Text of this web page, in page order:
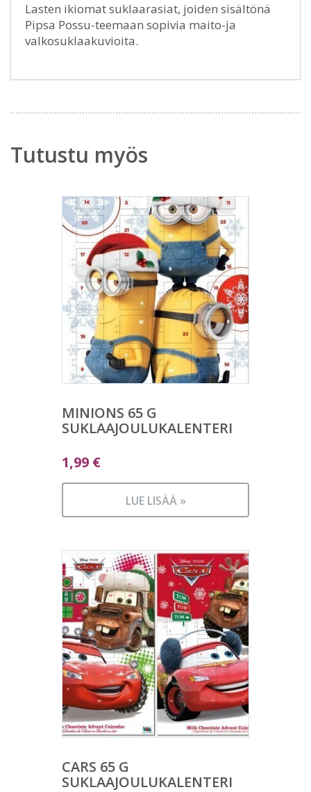
Lasten ikiomat suklaarasiat, joiden sisältönä
Pipsa Possu-teemaan sopivia maito-ja
valkosuklaakuvioita.
Tutustu myös
MINIONS 65 G
SUKLAAJOULUKALENTERI
1,99 €
LUE LISÄÄ »
CARS 65 G
SUKLAAJOULUKALENTERI